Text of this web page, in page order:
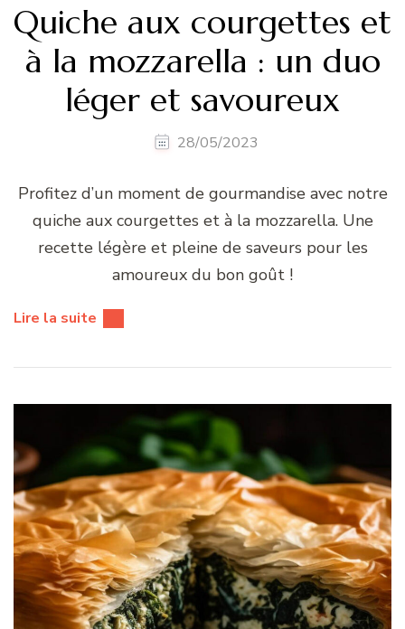
Quiche aux courgettes et
à la mozzarella : un duo
léger et savoureux
28/05/2023
Profitez d’un moment de gourmandise avec notre
quiche aux courgettes et à la mozzarella. Une
recette légère et pleine de saveurs pour les
amoureux du bon goût !
Lire la suite